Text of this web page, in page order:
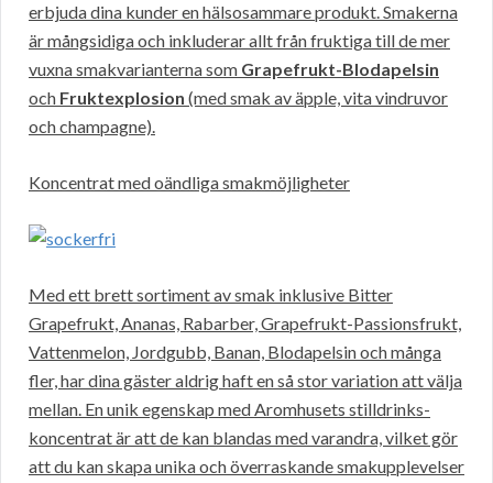
erbjuda dina kunder en hälsosammare produkt. Smakerna
är mångsidiga och inkluderar allt från fruktiga till de mer
vuxna smakvarianterna som Grapefrukt-Blodapelsin
och Fruktexplosion (med smak av äpple, vita vindruvor
och champagne).
Koncentrat med oändliga smakmöjligheter
Med ett brett sortiment av smak inklusive Bitter
Grapefrukt, Ananas, Rabarber, Grapefrukt-Passionsfrukt,
Vattenmelon, Jordgubb, Banan, Blodapelsin och många
fler, har dina gäster aldrig haft en så stor variation att välja
mellan. En unik egenskap med Aromhusets stilldrinks-
koncentrat är att de kan blandas med varandra, vilket gör
att du kan skapa unika och överraskande smakupplevelser